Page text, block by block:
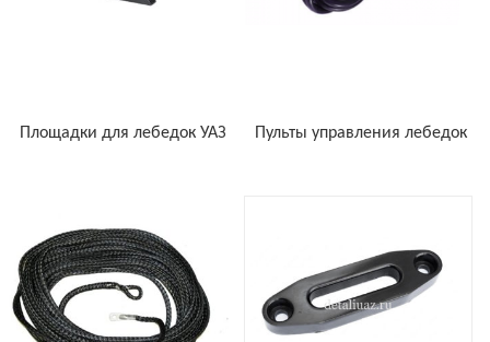
Площадки для лебедок УАЗ Пульты управления лебедок